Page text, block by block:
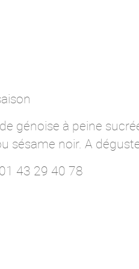
génoise à peine
sésame noir. A
43 29 40 78